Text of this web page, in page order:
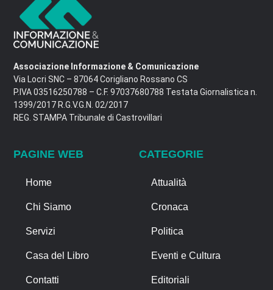
Associazione Informazione & Comunicazione
Via Locri SNC – 87064 Corigliano Rossano CS
P.IVA 03516250788 – C.F. 97037680788 Testata Giornalistica n.
1399/2017 R.G.V.G.N. 02/2017
REG. STAMPA Tribunale di Castrovillari
PAGINE WEB
Home
Chi Siamo
Servizi
Casa del Libro
Contatti
CATEGORIE
Attualità
Cronaca
Politica
Eventi e Cultura
Editoriali